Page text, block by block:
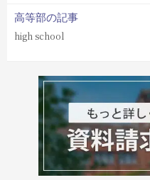
高等部の記事
high school